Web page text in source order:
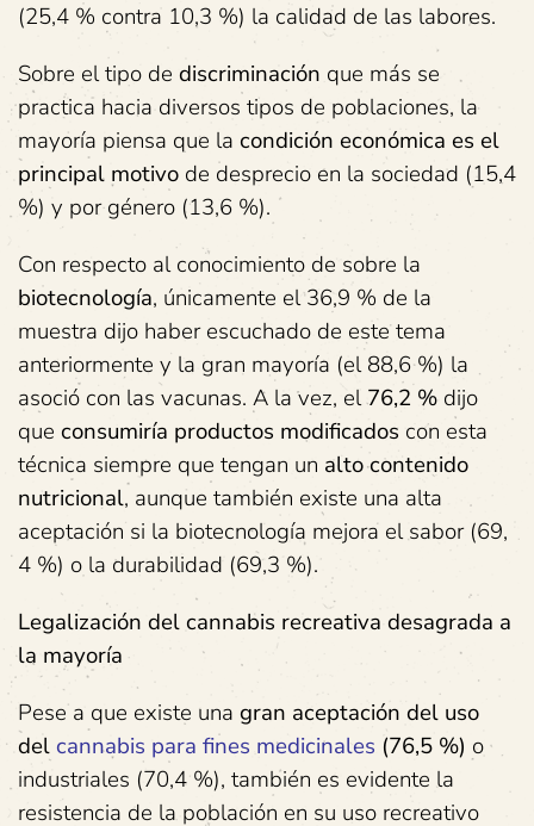
(25,4 % contra 10,3 %) la calidad de las labores.
Sobre el tipo de discriminación que más se
practica hacia diversos tipos de poblaciones, la
mayoría piensa que la condición económica es el
principal motivo de desprecio en la sociedad (15,4
%) y por género (13,6 %).
Con respecto al conocimiento de sobre la
biotecnología, únicamente el 36,9 % de la
muestra dijo haber escuchado de este tema
anteriormente y la gran mayoría (el 88,6 %) la
asoció con las vacunas. A la vez, el76,2 % dijo
que consumiría productos modificados con esta
técnica siempre que tengan un alto contenido
nutricional, aunque también existe una alta
aceptación si la biotecnología mejora el sabor (69,
4 %) o la durabilidad (69,3 %).
Legalización del cannabis recreativa desagrada a
la mayoría
Pese a que existe una gran aceptación del uso
del cannabis para fines medicinales (76,5 %) o
industriales (70,4 %), también es evidente la
resistencia de la población en su uso recreativo